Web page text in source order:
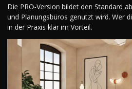
Die PRO-Version bildet den Standard
und Planungsbüros genutzt wird. Wer
in der Praxis klar im Vorteil.